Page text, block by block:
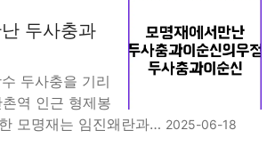
두사충과
두사충을 기리
역 인근 형제봉
모명재는 임진왜란과… 2025-06-18